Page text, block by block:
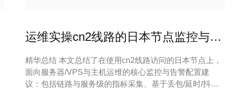
运维实操cn2线路的日本节点监控与告
精华总结 本文总结了在使用cn2线路访问的日本节点上，
面向服务器/VPS与主机运维的核心监控与告警配置建
议：包括链路与服务级的指标采集、基于丢包/延时/抖动